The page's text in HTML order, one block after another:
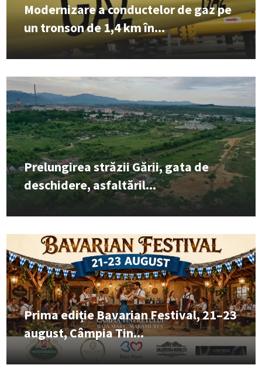
Modernizare a conductelor de gaz pe
un tronson de 1,4 km în...
Prelungirea străzii Gării, gata de
deschidere, asfaltăril...
Prima ediție Bavarian Festival, 21–23
august, Câmpia Tin...